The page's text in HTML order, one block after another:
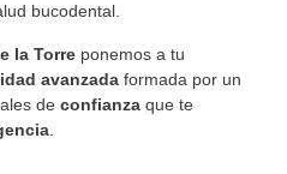
bucodental.
la Torre ponemos a tu
avanzada formada por un
deconfianza que te